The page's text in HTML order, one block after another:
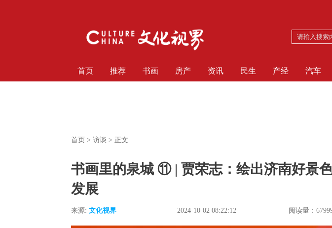
首页 推荐 书画 房产 资讯 民生 产经 汽车
首页 > 访谈 > 正文
书画里的泉城 ⑪ | 贾荣志：绘出济南好景
发展
来源: 文化视界 2024-10-02 08:22:12 阅读量：